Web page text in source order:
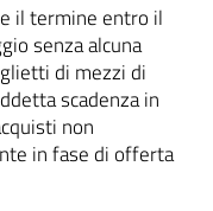
il termine entro il
senza alcuna
di mezzi di
scadenza in
non
in fase di offerta